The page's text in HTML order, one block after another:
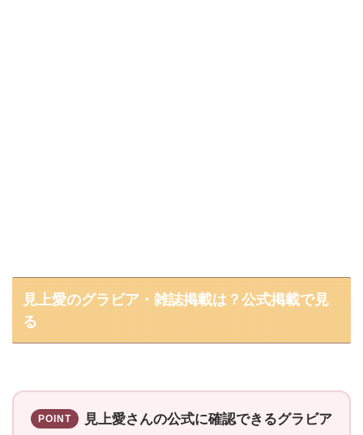
見上愛のグラビア・雑誌掲載は？公式掲載で見
る
POINT
見上愛さんの公式に確認できるグラビア